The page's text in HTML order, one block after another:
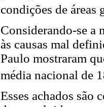
condições de áreas
Considerando-se a
às causas mal
Paulo mostraram
média nacional de
Esses achados são